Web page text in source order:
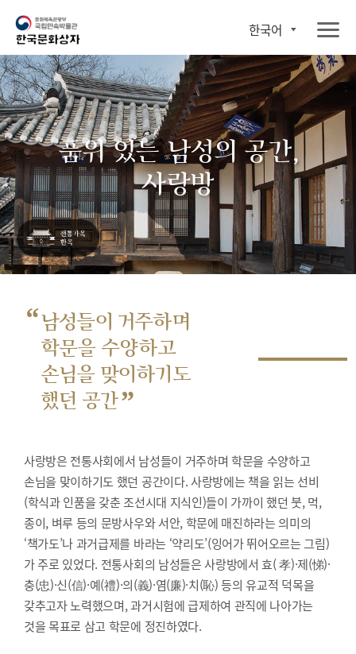
한국어
품위 있는 남성의 공간,
사랑방
“남성들이 거주하며
학문을 수양하고
손님을 맞이하기도
했던 공간”
사랑방은 전통사회에서 남성들이 거주하며 학문을 수양하고
손님을 맞이하기도 했던 공간이다. 사랑방에는 책을 읽는 선비
(학식과 인품을 갖춘 조선시대 지식인)들이 가까이 했던 붓, 먹,
종이, 벼루 등의 문방사우와 서안, 학문에 매진하라는 의미의
‘책가도’나 과거급제를 바라는 ‘약리도’(잉어가 뛰어오르는 그림)
가 주로 있었다. 전통사회의 남성들은 사랑방에서 효( 孝)·제(悌)·
충(忠)·신(信)·예(禮)·의(義)·염(廉)·치(恥) 등의 유교적 덕목을
갖추고자 노력했으며, 과거시험에 급제하여 관직에 나아가는
것을 목표로 삼고 학문에 정진하였다.